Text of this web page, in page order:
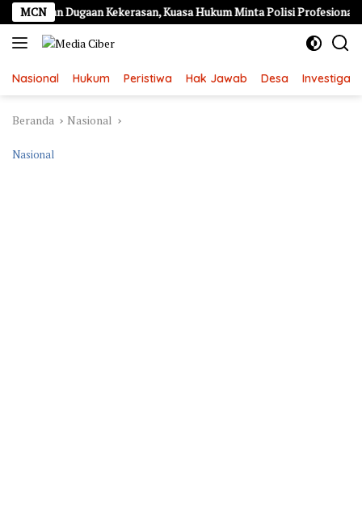
Langsung
ke
konten
MCNDugaan Kekerasan, Kuasa Hukum Minta Polisi Profesional
Nasional Hukum Peristiwa Hak Jawab Desa Investigasi
Beranda Nasional
Nasional